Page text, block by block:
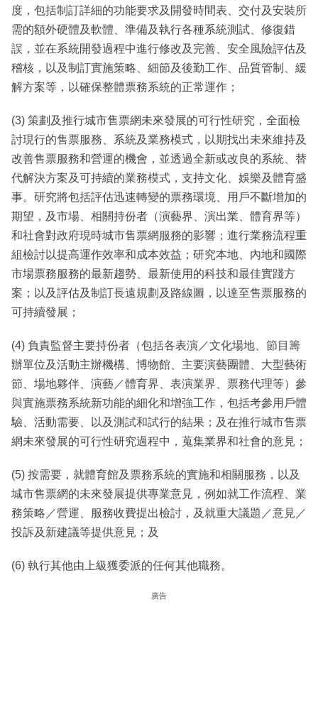
度，包括制訂詳細的功能要求及開發時間表、交付及安裝所
需的額外硬體及軟體、準備及執行各種系統測試、修復錯
誤，並在系統開發過程中進行修改及完善、安全風險評估及
稽核，以及制訂實施策略、細節及後勤工作、品質管制、緩
解方案等，以確保整體票務系統的正常運作；
(3) 策劃及推行城市售票網未來發展的可行性研究，全面檢
討現行的售票服務、系統及業務模式，以期找出未來維持及
改善售票服務和營運的機會，並透過全新或改良的系統、替
代解決方案及可持續的業務模式，支持文化、娛樂及體育盛
事。研究將包括評估迅速轉變的票務環境、用戶不斷增加的
期望，及市場、相關持份者（演藝界、演出業、體育界等）
和社會對政府現時城市售票網服務的影響；進行業務流程重
組檢討以提高運作效率和成本效益；研究本地、內地和國際
市場票務服務的最新趨勢、最新使用的科技和最佳實踐方
案；以及評估及制訂長遠規劃及路線圖，以達至售票服務的
可持續發展；
(4) 負責監督主要持份者（包括各表演／文化場地、節目籌
辦單位及活動主辦機構、博物館、主要演藝團體、大型藝術
節、場地夥伴、演藝／體育界、表演業界、票務代理等）參
與實施票務系統新功能的細化和增強工作，包括考參用戶體
驗、活動需要、以及測試和試行的結果；及在推行城市售票
網未來發展的可行性研究過程中，蒐集業界和社會的意見；
(5) 按需要，就體育館及票務系統的實施和相關服務，以及
城市售票網的未來發展提供專業意見，例如就工作流程、業
務策略／營運、服務收費提出檢討，及就重大議題／意見／
投訴及新建議等提供意見；及
(6) 執行其他由上級獲委派的任何其他職務。
廣告